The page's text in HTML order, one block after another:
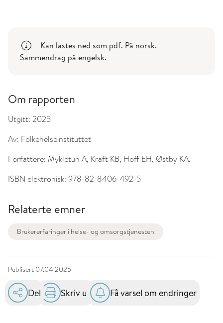
Kan lastes ned som pdf. På norsk.
Sammendrag på engelsk.
Om rapporten
Utgitt: 2025
Av: Folkehelseinstituttet
Forfattere: Mykletun A, Kraft KB, Hoff EH, Østby KA.
ISBN elektronisk: 978-82-8406-492-5
Relaterte emner
Brukererfaringer i helse- og omsorgstjenesten
Publisert 07.04.2025
Del Skriv ut Få varsel om endringer